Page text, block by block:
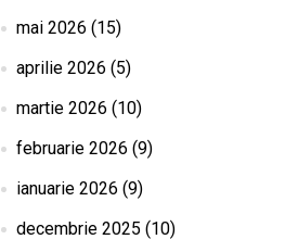
mai 2026 (15)
aprilie 2026 (5)
martie 2026 (10)
februarie 2026 (9)
ianuarie 2026 (9)
decembrie 2025 (10)